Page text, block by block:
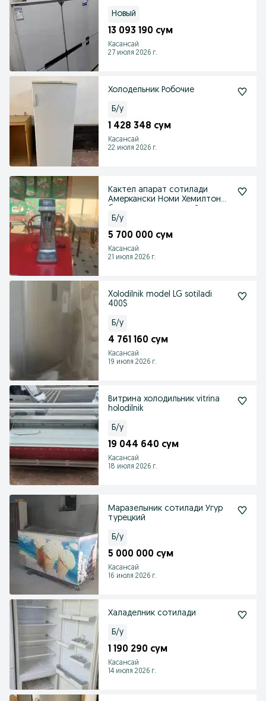
Новый
13 093 190 сум
Касансай
27 июля 2026 г.
Холодельник Робочие
Б/у
1 428 348 сум
Касансай
22 июля 2026 г.
Кактел апарат сотилади
Амеркански Номи Хемилтон
Б/у
5 700 000 сум
Касансай
21 июля 2026 г.
Xolodilnik model LG sotiladi
400$
Б/у
4 761 160 сум
Касансай
19 июля 2026 г.
Витрина холодильник vitrina
holodilnik
Б/у
19 044 640 сум
Касансай
18 июля 2026 г.
Маразелыник сотилади Угур
турецкий
Б/у
5 000 000 сум
Касансай
16 июля 2026 г.
Халаделник сотилади
Б/у
1 190 290 сум
Касансай
14 июля 2026 г.